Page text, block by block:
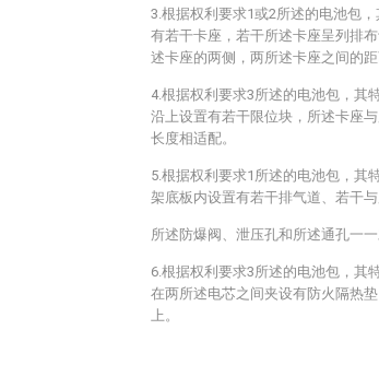
3.根据权利要求1或2所述的电池包
有若干卡座，若干所述卡座呈列排
述卡座的两侧，两所述卡座之间的
4.根据权利要求3所述的电池包，其
沿上设置有若干限位块，所述卡座
长度相适配。
5.根据权利要求1所述的电池包，其
架底板内设置有若干排气道、若干
所述防爆阀、泄压孔和所述通孔一
6.根据权利要求3所述的电池包，其
在两所述电芯之间夹设有防火隔热
上。